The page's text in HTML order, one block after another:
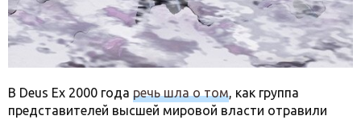
В Deus Ex 2000 года речь шла о том, как группа
представителей высшей мировой власти отравили